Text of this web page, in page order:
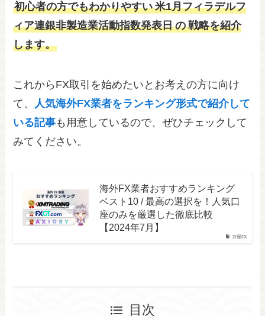
初心者の方でもわかりやすい 米1月フィラデルフ
ィア連銀非製造業活動指数発表日 の 戦略を紹介
します。
これからFX取引を始めたいとお考えの方に向け
て、 人気海外FX業者をランキング形式で紹介して
いる記事も用意しているので、ぜひチェックして
みてください。
万屋FX
海外FX業者おすすめランキング
ベスト10 / 最高の選択を！人気口
座のみを厳選した徹底比較
【2024年7月】
目次